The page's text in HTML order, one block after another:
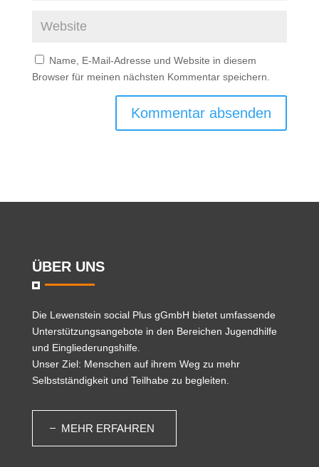
Name, E-Mail-Adresse und Website in diesem
Browser für meinen nächsten Kommentar speichern.
ÜBER UNS
Die Lewenstein social Plus gGmbH bietet umfassende
Unterstützungsangebote in den Bereichen Jugendhilfe
und Eingliederungshilfe.
Unser Ziel: Menschen auf ihrem Weg zu mehr
Selbstständigkeit und Teilhabe zu begleiten.
MEHR ERFAHREN